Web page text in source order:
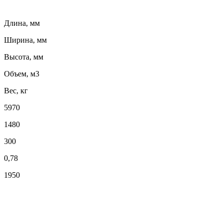
Длина, мм
Ширина, мм
Высота, мм
Объем, м3
Вес, кг
5970
1480
300
0,78
1950